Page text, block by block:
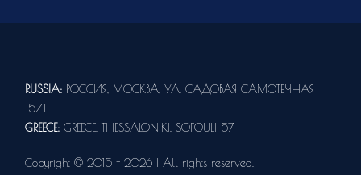
RUSSIA: РОССИЯ, МОСКВА, УЛ. САДОВАЯ-САМОТЕЧНАЯ
15/1
GREECE:GREECE, THESSALONIKI, SOFOULI 57
Copyright © 2015 - 2026 | All rights reserved.